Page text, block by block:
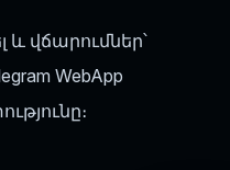
և վճարումներ՝
WebApp